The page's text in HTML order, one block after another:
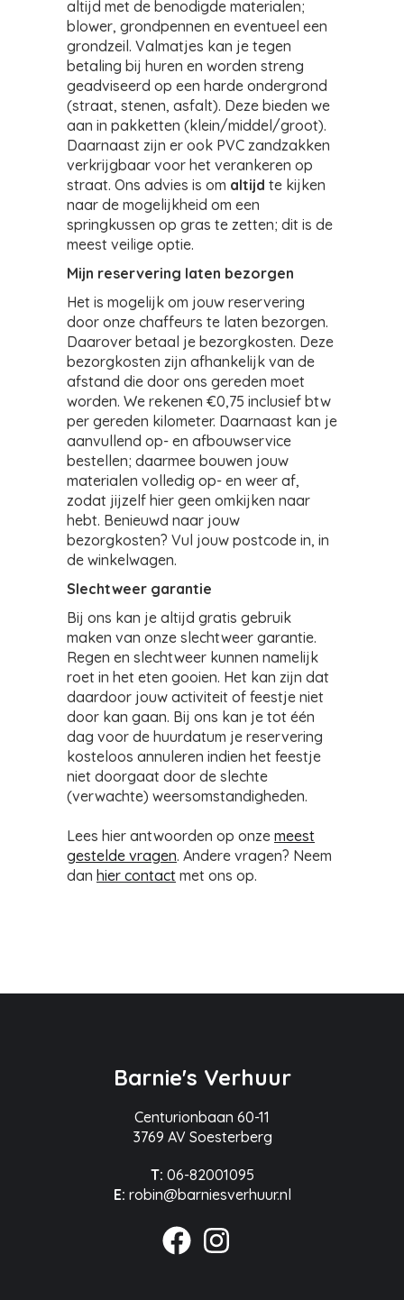
altijd met de benodigde materialen;
blower, grondpennen en eventueel een
grondzeil. Valmatjes kan je tegen
betaling bij huren en worden streng
geadviseerd op een harde ondergrond
(straat, stenen, asfalt). Deze bieden we
aan in pakketten (klein/middel/groot).
Daarnaast zijn er ook PVC zandzakken
verkrijgbaar voor het verankeren op
straat. Ons advies is om altijd te kijken
naar de mogelijkheid om een
springkussen op gras te zetten; dit is de
meest veilige optie.
Mijn reservering laten bezorgen
Het is mogelijk om jouw reservering
door onze chaffeurs te laten bezorgen.
Daarover betaal je bezorgkosten. Deze
bezorgkosten zijn afhankelijk van de
afstand die door ons gereden moet
worden. We rekenen €0,75 inclusief btw
per gereden kilometer. Daarnaast kan je
aanvullend op- en afbouwservice
bestellen; daarmee bouwen jouw
materialen volledig op- en weer af,
zodat jijzelf hier geen omkijken naar
hebt. Benieuwd naar jouw
bezorgkosten? Vul jouw postcode in, in
de winkelwagen.
Slechtweer garantie
Bij ons kan je altijd gratis gebruik
maken van onze slechtweer garantie.
Regen en slechtweer kunnen namelijk
roet in het eten gooien. Het kan zijn dat
daardoor jouw activiteit of feestje niet
door kan gaan. Bij ons kan je tot één
dag voor de huurdatum je reservering
kosteloos annuleren indien het feestje
niet doorgaat door de slechte
(verwachte) weersomstandigheden.
Lees hier antwoorden op onze meest
gestelde vragen. Andere vragen? Neem
dan hier contact met ons op.
Barnie's Verhuur
Centurionbaan 60-11
3769 AV Soesterberg
T: 06-82001095
E: robin@barniesverhuur.nl